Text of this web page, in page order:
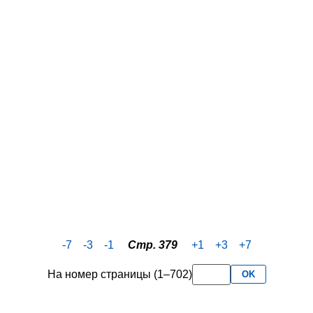
-7 -3 -1 Стр. 379 +1 +3 +7
На номер страницы (1–702) OK